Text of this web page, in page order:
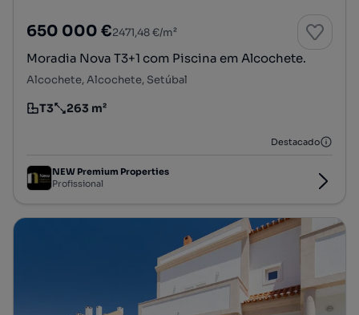
650 000 €2471,48 €/m²
Moradia Nova T3+1 com Piscina em Alcochete.
Alcochete, Alcochete, Setúbal
Tipologia
T3
Preço por metro quadrado
263 m²
Destacado
NEW Premium Properties
Profissional